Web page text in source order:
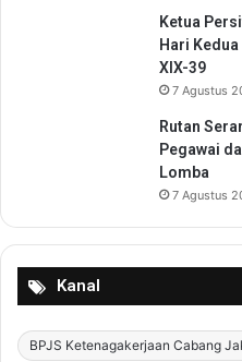
Ketua
Hari
XIX-39
7 Agustus
Rutan
Pegawai
Lomba
7 Agustus
Kanal
BPJS Ketenagakerjaan Cabang